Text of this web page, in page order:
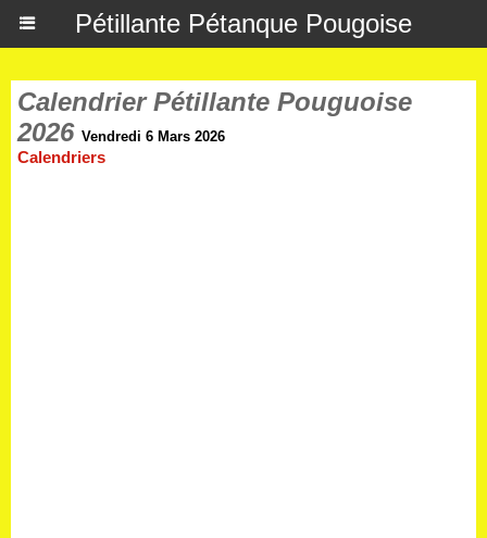
Pétillante Pétanque Pougoise
Calendrier Pétillante Pouguoise
2026 Vendredi 6 Mars 2026
Calendriers